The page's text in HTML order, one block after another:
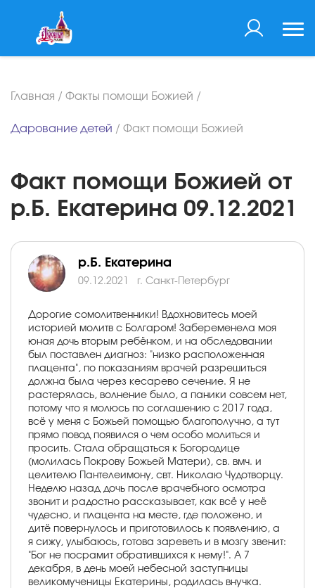
Главная / Факты помощи Божией /
Дарование детей / Факт помощи Божией
Факт помощи Божией от
р.Б. Екатерина 09.12.2021
р.Б. Екатерина
09.12.2021 г. Санкт-Петербург
Дорогие сомолитвенники! Вдохновитесь моей
историей молитв с Болгаром! Забеременела моя
юная дочь вторым ребёнком, и на обследовании
был поставлен диагноз: "низко расположенная
плацента", по показаниям врачей разрешиться
должна была через кесарево сечение. Я не
растерялась, волнение было, а паники совсем нет,
потому что я молюсь по соглашению с 2017 года,
всё у меня с Божьей помощью благополучно, а тут
прямо повод появился о чем особо молиться и
просить. Стала обращаться к Богородице
(молилась Покрову Божьей Матери), св. вмч. и
целителю Пантелеимону, свт. Николаю Чудотворцу.
Неделю назад дочь после врачебного осмотра
звонит и радостно рассказывает, как всё у неё
чудесно, и плацента на месте, где положено, и
дитё повернулось и приготовилось к появлению, а
я сижу, улыбаюсь, готова зареветь и в мозгу звенит:
"Бог не посрамит обратившихся к нему!". А 7
декабря, в день моей небесной заступницы
великомученицы Екатерины, родилась внучка.